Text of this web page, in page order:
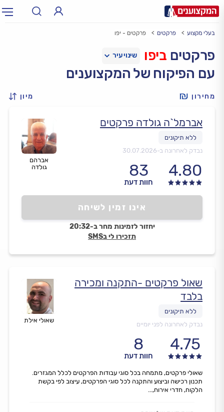
עירעיר: תל אביב, חיפה…
בעלי מקצוע פרקטים פרקטים - יפו
פרקטים ביפו
עם הפיקוח של המקצוענים
מחירון מיון
אברהם
גולדה
אברמל`ה גולדה פרקטים
נבדק לאחרונה ב-30.07.2026
4.80
83
חוות דעת
אינו זמין לשיחה
יחזור לזמינות מחר ב-20:32
תזכירו לי בSMS
שאולי אילת
שאול פרקטים -התקנה ומכירה
בלבד
נבדק לאחרונה לפני יומיים
4.75
8
חוות דעת
שאולי פרקטים, מתמחה בכל סוגי עבודות הפרקטים לכלל המגזרים.
תכנון רכישה וביצוע והתקנה לכל סוגי הפרקטים, עיצוב לפי בקשת
הלקוח, חדרי אירוח,...